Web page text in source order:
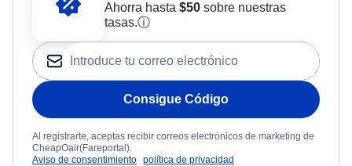
Ahorra hasta $50sobre nuestras
tasas.ⓘ
Consigue Código
Al registrarte, aceptas recibir correos electrónicos de marketing de
CheapOair(Fareportal).
Aviso de consentimiento política de privacidad